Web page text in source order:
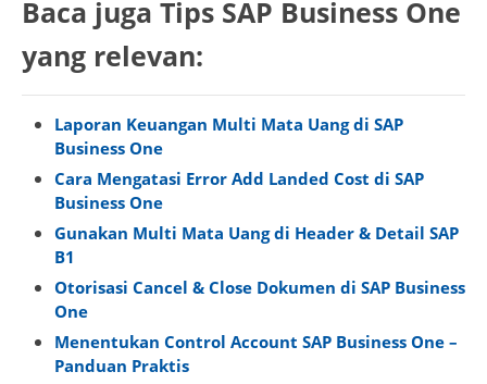
Baca juga Tips SAP Business One
yang relevan:
Laporan Keuangan Multi Mata Uang di SAP
Business One
Cara Mengatasi Error Add Landed Cost di SAP
Business One
Gunakan Multi Mata Uang di Header & Detail SAP
B1
Otorisasi Cancel & Close Dokumen di SAP Business
One
Menentukan Control Account SAP Business One –
Panduan Praktis